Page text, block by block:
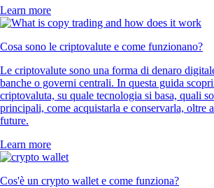
Learn more
Cosa sono le criptovalute e come funzionano?
Le criptovalute sono una forma di denaro
banche o governi centrali. In questa guida
criptovaluta, su quale tecnologia si basa, quali
principali, come acquistarla e conservarla, oltre
future.
Learn more
Cos'è un crypto wallet e come funziona?